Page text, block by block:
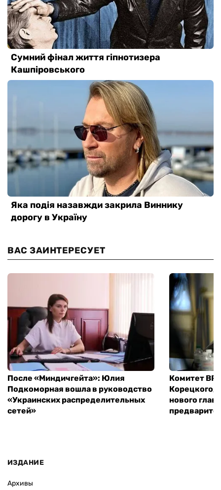
ВАС ЗАИНТЕРЕСУЕТ
После «Миндичгейта»: Юлия
Подкоморная вошла в руководство
«Украинских распределительных
сетей»
Комитет ВР
Корецкого,
нового
ИЗДАНИЕ
Архивы